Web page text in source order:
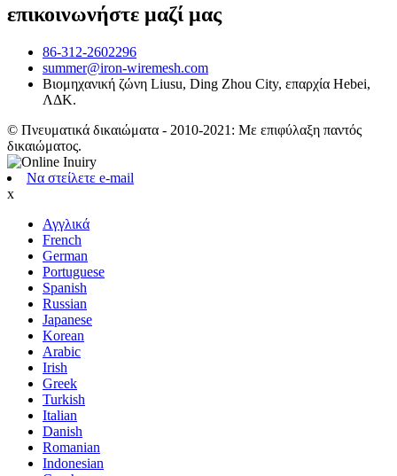
επικοινωνήστε μαζί μας
86-312-2602296
summer@iron-wiremesh.com
Βιομηχανική ζώνη Liusu, Ding Zhou City, επαρχία Hebei,
ΛΔΚ.
© Πνευματικά δικαιώματα - 2010-2021: Με επιφύλαξη παντός
δικαιώματος.
Να στείλετε e-mail
x
Αγγλικά
French
German
Portuguese
Spanish
Russian
Japanese
Korean
Arabic
Irish
Greek
Turkish
Italian
Danish
Romanian
Indonesian